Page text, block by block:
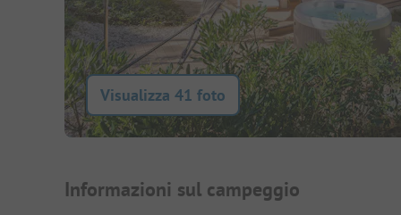
Visualizza 41 foto
Presentazione del
Informazioni sul campeggio